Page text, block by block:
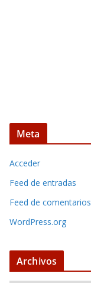
Meta
Acceder
Feed de entradas
Feed de comentarios
WordPress.org
Archivos